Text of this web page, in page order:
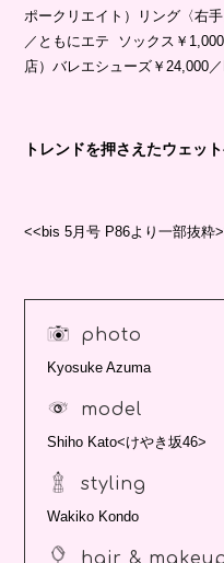
ポークリエイト）リング〈右
／ともにエテ ソックス￥
店）バレエシューズ￥24,000
トレンドを押さえたウェッ
<<bis 5月号 P86より一部抜粋
photo
Kyosuke Azuma
model
Shiho Kato<けやき坂46>
styling
Wakiko Kondo
hair &